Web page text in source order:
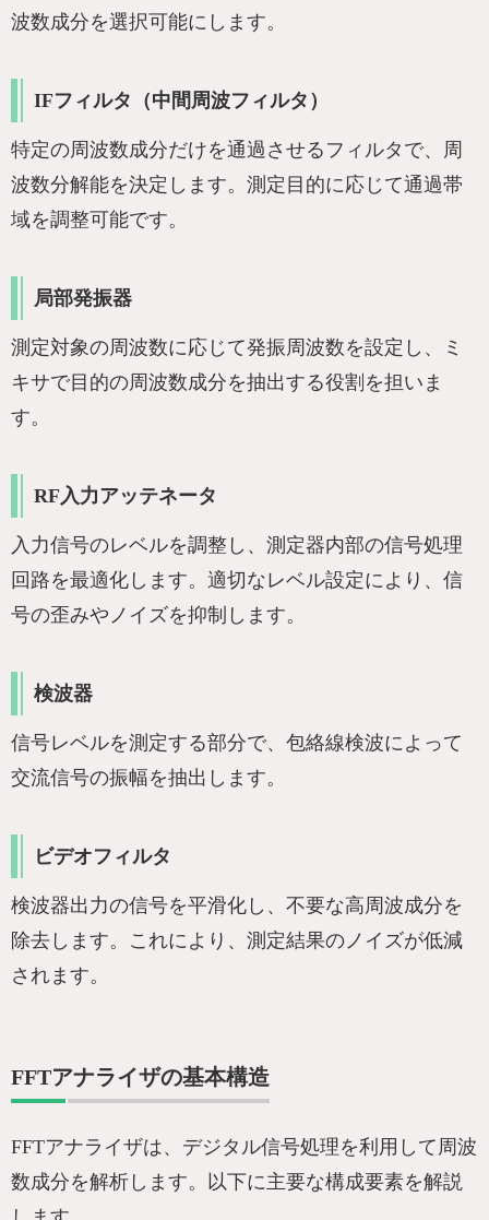
波数成分を選択可能にします。
IFフィルタ（中間周波フィルタ）
特定の周波数成分だけを通過させるフィルタで、周
波数分解能を決定します。測定目的に応じて通過帯
域を調整可能です。
局部発振器
測定対象の周波数に応じて発振周波数を設定し、ミ
キサで目的の周波数成分を抽出する役割を担いま
す。
RF入力アッテネータ
入力信号のレベルを調整し、測定器内部の信号処理
回路を最適化します。適切なレベル設定により、信
号の歪みやノイズを抑制します。
検波器
信号レベルを測定する部分で、包絡線検波によって
交流信号の振幅を抽出します。
ビデオフィルタ
検波器出力の信号を平滑化し、不要な高周波成分を
除去します。これにより、測定結果のノイズが低減
されます。
FFTアナライザの基本構造
FFTアナライザは、デジタル信号処理を利用して周波
数成分を解析します。以下に主要な構成要素を解説